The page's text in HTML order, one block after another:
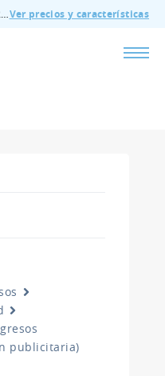
🔥 Acceso completo a Tenjin por $200/mes - todas las funciones, sin complementos, cancela cuando quieras.Ver precios y características
publicitaria)